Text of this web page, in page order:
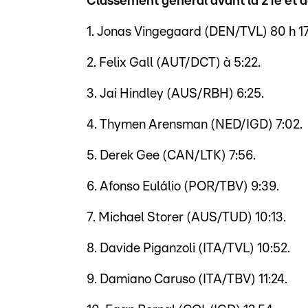
1. Jonas Vingegaard (DEN/TVL) 80 h
2. Felix Gall (AUT/DCT) à 5:22.
3. Jai Hindley (AUS/RBH) 6:25.
4. Thymen Arensman (NED/IGD) 7:02.
5. Derek Gee (CAN/LTK) 7:56.
6. Afonso Eulálio (POR/TBV) 9:39.
7. Michael Storer (AUS/TUD) 10:13.
8. Davide Piganzoli (ITA/TVL) 10:52.
9. Damiano Caruso (ITA/TBV) 11:24.